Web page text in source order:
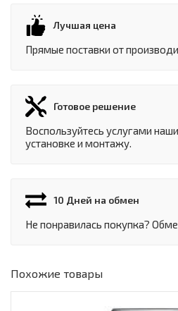
Лучшая цена
Прямые поставки от
Готовое решение
Воспользуйтесь услугами
установке и монтажу.
10 Дней на обмен
Не понравилась покупка?
Похожие товары